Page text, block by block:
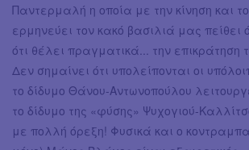
Παντερμαλή η οποία με την κίνηση και
ερμηνεύει τον κακό βασιλιά μας πείθει
ότι θέλει πραγματικά... την επικράτηση
Δεν σημαίνει ότι υπολείπονται οι
το δίδυμο Θάνου-Αντωνοπούλου
το δίδυμο της «φύσης» Ψυχογιού-
με πολλή όρεξη! Φυσικά και ο